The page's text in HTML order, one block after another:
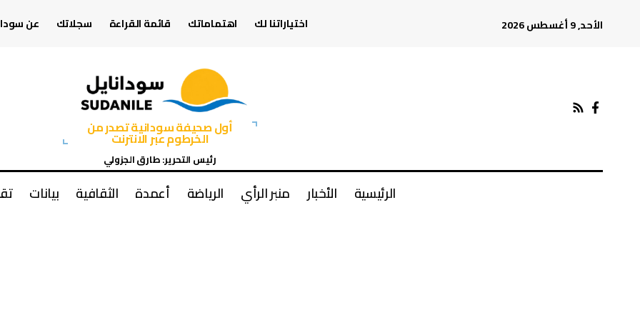
الأحد, 9 أغسطس 2026 اختياراتنا لك اهتماماتك قائمة القراءة سجلاتك عن
أول صحيفة سودانية تصدر من
الخرطوم عبر الانترنت
رئيس التحرير: طارق الجزولي
الرئيسية الأخبار منبر الرأي الرياضة أعمدة الثقافية بيانات